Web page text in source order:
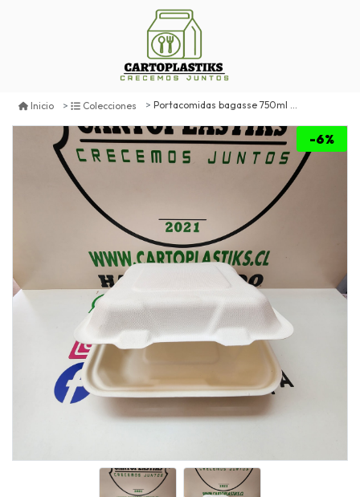
Inicio Colecciones Portacomidas bagasse 750ml (ct-3)
-6%